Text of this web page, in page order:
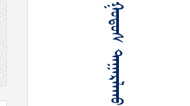
ᠭᠤᠳᠤᠰ ᠲᠠᠭᠠᠷᠯᠠᠬᠤ